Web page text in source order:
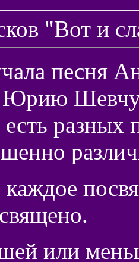
"Вот и
песня
Юрию
разных
или